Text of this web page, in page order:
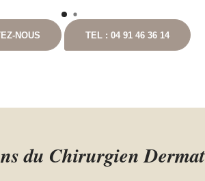
pour prendre de mes
Cela ne fait que deux
été opérée et les
NOUS TEL : 04 91 46 36 14
du Chirurgien